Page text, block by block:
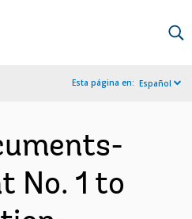
Esta página en: Español
No. 1 to